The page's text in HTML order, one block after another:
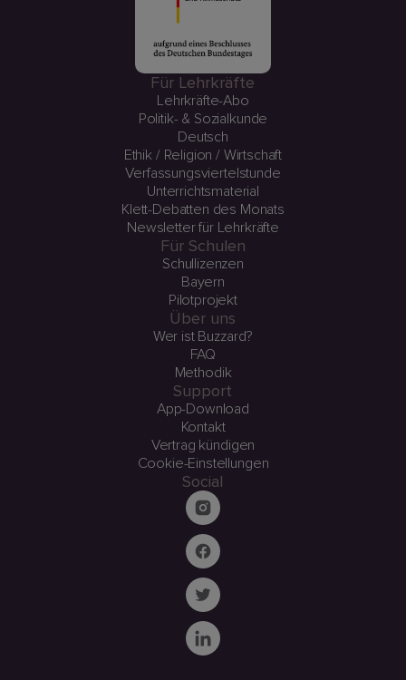
Für Lehrkräfte
Lehrkräfte-Abo
Politik- & Sozialkunde
Deutsch
Ethik / Religion / Wirtschaft
Verfassungsviertelstunde
Unterrichtsmaterial
Klett-Debatten des Monats
Newsletter für Lehrkräfte
Für Schulen
Schullizenzen
Bayern
Pilotprojekt
Über uns
Wer ist Buzzard?
FAQ
Methodik
Support
App-Download
Kontakt
Vertrag kündigen
Cookie-Einstellungen
Social